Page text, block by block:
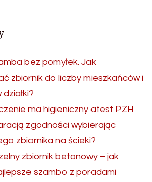
bez pomyłek. Jak
zbiornik do liczby mieszkańców i
ma higieniczny atest PZH
zgodności wybierając
zbiornika na ścieki?
zbiornik betonowy – jak
szambo z poradami